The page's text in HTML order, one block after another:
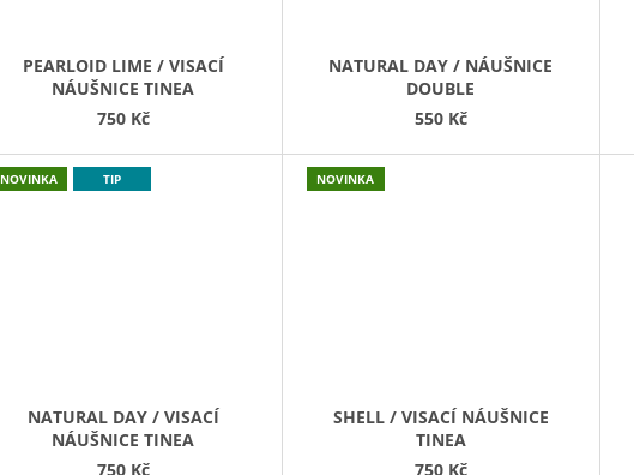
PEARLOID LIME / VISACÍ
NÁUŠNICE TINEA
750 Kč
NATURAL DAY / NÁUŠNICE
DOUBLE
550 Kč
NOVINKA TIP
NATURAL DAY / VISACÍ
NÁUŠNICE TINEA
750 Kč
NOVINKA
SHELL / VISACÍ NÁUŠNICE
TINEA
750 Kč